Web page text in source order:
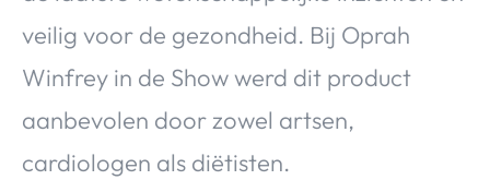
veilig voor de gezondheid. Bij Oprah
Winfrey in de Show werd dit product
aanbevolen door zowel artsen,
cardiologen als diëtisten.